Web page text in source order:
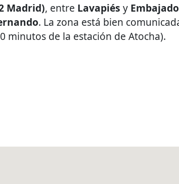
Madrid), entre Lavapiés y
. La zona está bien
minutos de la estación de Atocha).